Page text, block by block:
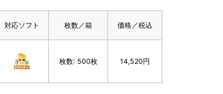
対応ソフト 枚数／箱 価格／税込
枚数: 500枚 14,520円